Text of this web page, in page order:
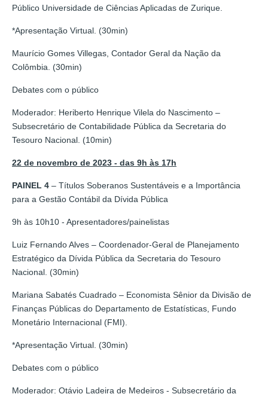
Público Universidade de Ciências Aplicadas de Zurique.
*Apresentação Virtual. (30min)
Maurício Gomes Villegas, Contador Geral da Nação da
Colômbia. (30min)
Debates com o público
Moderador: Heriberto Henrique Vilela do Nascimento –
Subsecretário de Contabilidade Pública da Secretaria do
Tesouro Nacional. (10min)
22 de novembro de 2023 - das 9h às 17h
PAINEL 4 – Títulos Soberanos Sustentáveis e a Importância
para a Gestão Contábil da Dívida Pública
9h às 10h10 - Apresentadores/painelistas
Luiz Fernando Alves – Coordenador-Geral de Planejamento
Estratégico da Dívida Pública da Secretaria do Tesouro
Nacional. (30min)
Mariana Sabatés Cuadrado – Economista Sênior da Divisão de
Finanças Públicas do Departamento de Estatísticas, Fundo
Monetário Internacional (FMI).
*Apresentação Virtual. (30min)
Debates com o público
Moderador: Otávio Ladeira de Medeiros - Subsecretário da